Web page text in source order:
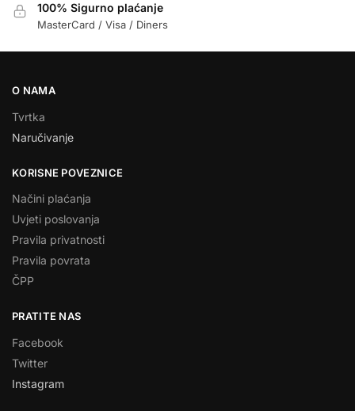
100% Sigurno plaćanje
MasterCard / Visa / Diners
O NAMA
Tvrtka
Naručivanje
KORISNE POVEZNICE
Načini plaćanja
Uvjeti poslovanja
Pravila privatnosti
Pravila povrata
ČPP
PRATITE NAS
Facebook
Twitter
Instagram